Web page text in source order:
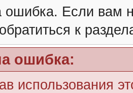
Если вам
к
ошибка:
использования